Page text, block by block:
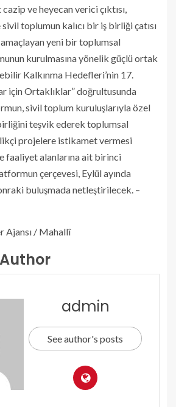
ve heyecan verici çıktısı,
sivil toplumun kalıcı bir iş birliği çatısı
amaçlayan yeni bir toplumsal
kurulmasına yönelik güçlü ortak
Kalkınma Hedefleri’nin 17.
için Ortaklıklar” doğrultusunda
sivil toplum kuruluşlarıyla özel
teşvik ederek toplumsal
projelere istikamet vermesi
faaliyet alanlarına ait birinci
çerçevesi, Eylül ayında
buluşmada netleştirilecek. –
Ajansı / Mahallî
admin
See author's posts